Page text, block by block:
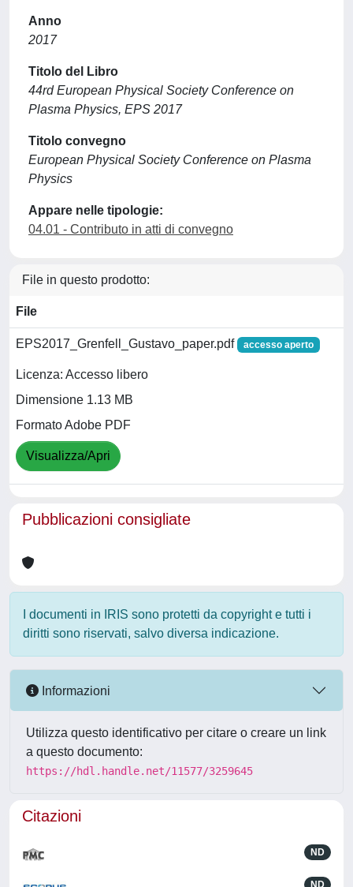
Anno
2017
Titolo del Libro
44rd European Physical Society Conference on
Plasma Physics, EPS 2017
Titolo convegno
European Physical Society Conference on Plasma
Physics
Appare nelle tipologie:
04.01 - Contributo in atti di convegno
File in questo prodotto:
File
EPS2017_Grenfell_Gustavo_paper.pdf accesso aperto
Licenza: Accesso libero
Dimensione 1.13 MB
Formato Adobe PDF
Visualizza/Apri
Pubblicazioni consigliate
I documenti in IRIS sono protetti da copyright e tutti i
diritti sono riservati, salvo diversa indicazione.
Informazioni
Utilizza questo identificativo per citare o creare un link
a questo documento:
https://hdl.handle.net/11577/3259645
Citazioni
ND
ND